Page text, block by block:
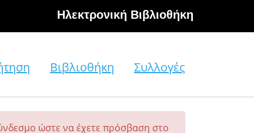
Hλεκτρονική Βιβλιοθήκη
Βιβλιοθήκη Συλλογές
ώστε να έχετε πρόσβαση στο